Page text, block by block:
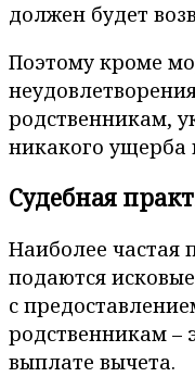
должен будет
Поэтому кроме
родственникам,
никакого ущерба
Судебная
Наиболее частая
подаются
с
родственникам –
выплате вычета.